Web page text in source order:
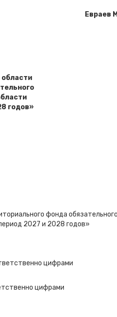
Евраев
годов»
фонда
2027 и 2028 годов»
цифрами
цифрами